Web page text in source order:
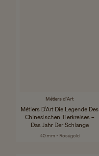
Métiers d'Art
Métiers D’Art Die Legende Des
Chinesischen Tierkreises –
Das Jahr Der Schlange
40 mm - Roségold